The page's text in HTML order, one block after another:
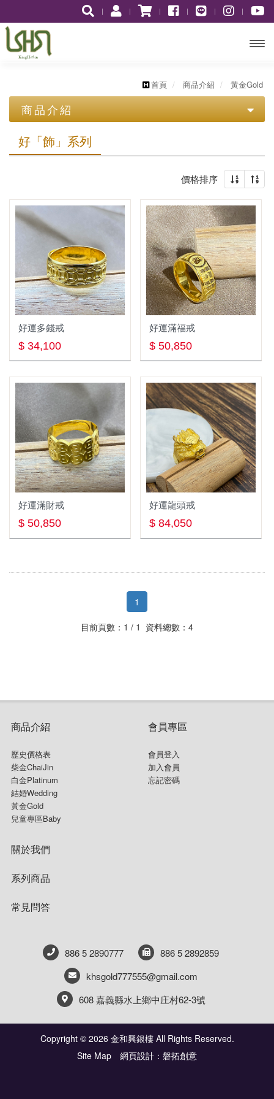
主選
首頁 商品介紹 黃金Gold
商品介紹
歷史價格表
柴金ChaiJin
水瓶座1/20~2/18
雙魚座2/19~3/20
白羊座3/21~4/19
金牛座4/20~5/20
雙子座5/21~6/21
巨蟹座6/22~7/22
獅子座7/23~8/22
處女座8/23~9/22
天秤座9/23~10/23
天蠍座10/24~11/22
射手座11/23~12/21
摩羯座12/22~1/19
柴金好運戒
圖騰系列
好「飾」系列
黃金神獸系列
黃金項鍊
黃金墜飾
黃金對戒
黃金女戒
神明金牌系列
白金Platinum
白金項鍊
結婚Wedding
兒童專區Baby
節日Festival
銀飾Silver
好「飾」系列
價格排序
好運多錢戒
$ 34,100
好運滿福戒
$ 50,850
好運滿財戒
$ 50,850
好運龍頭戒
$ 84,050
1
目前頁數：1 / 1 資料總數：4
商品介紹
歷史價格表
柴金ChaiJin
白金Platinum
結婚Wedding
黃金Gold
兒童專區Baby
會員專區
會員登入
加入會員
忘記密碼
關於我們
系列商品
常見問答
886 5 2890777
886 5 2892859
khsgold777555@gmail.com
608 嘉義縣水上鄉中庄村62-3號
Copyright © 2026 金和興銀樓 All Rights Reserved.
Site Map
網頁設計：磐拓創意